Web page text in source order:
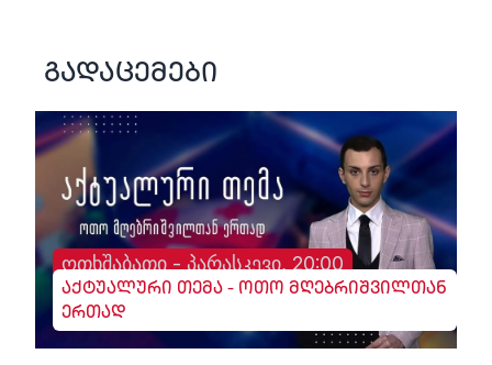
გადაცემები
ოთხშაბათი - პარასკევი, 20:00
აქტუალური თემა - ოთო მღებრიშვილთან
ერთად